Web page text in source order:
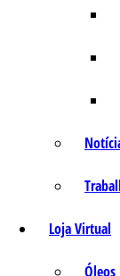
Loja Virtual
Óleos